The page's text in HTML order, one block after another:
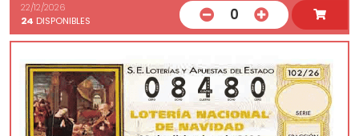
22/12/2026
24 DISPONIBLES 0